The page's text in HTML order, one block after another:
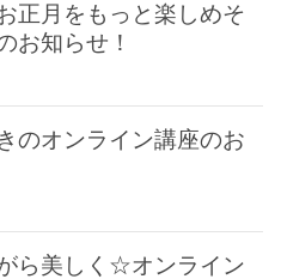
正月をもっと楽しめそ
お知らせ！
のオンライン講座のお
ら美しく☆オンライン